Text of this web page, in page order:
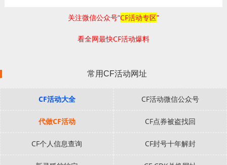
关注微信公众号“CF活动专区”
看全网最快CF活动爆料
常用CF活动网址
CF活动大全 CF活动微信公众号
代做CF活动 CF点券被盗找回
CF个人信息查询 CF封号十年解封